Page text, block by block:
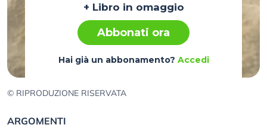
+ Libro in omaggio
Abbonati ora
Hai già un abbonamento? Accedi
© RIPRODUZIONE RISERVATA
ARGOMENTI